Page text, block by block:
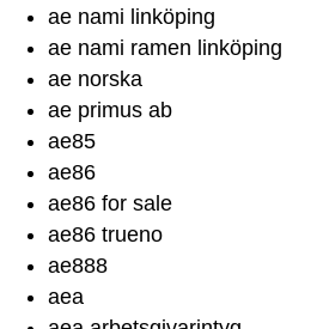
ae nami linköping
ae nami ramen linköping
ae norska
ae primus ab
ae85
ae86
ae86 for sale
ae86 trueno
ae888
aea